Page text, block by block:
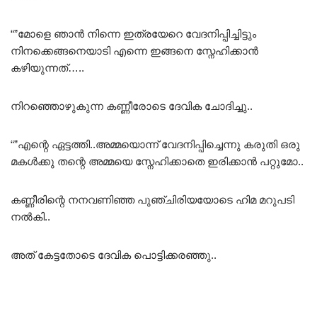
“”മോളെ ഞാൻ നിന്നെ ഇത്രയേറെ വേദനിപ്പിച്ചിട്ടും
നിനക്കെങ്ങനെയാടി എന്നെ ഇങ്ങനെ സ്നേഹിക്കാൻ
കഴിയുന്നത്…..
നിറഞ്ഞൊഴുകുന്ന കണ്ണീരോടെ ദേവിക ചോദിച്ചു..
“”എന്റെ ഏട്ടത്തി..അമ്മയൊന്ന് വേദനിപ്പിച്ചെന്നു കരുതി ഒരു
മകൾക്കു തന്റെ അമ്മയെ സ്നേഹിക്കാതെ ഇരിക്കാൻ പറ്റുമോ..
കണ്ണീരിന്റെ നനവണിഞ്ഞ പുഞ്ചിരിയയോടെ ഹിമ മറുപടി
നൽകി..
അത് കേട്ടതോടെ ദേവിക പൊട്ടിക്കരഞ്ഞു..